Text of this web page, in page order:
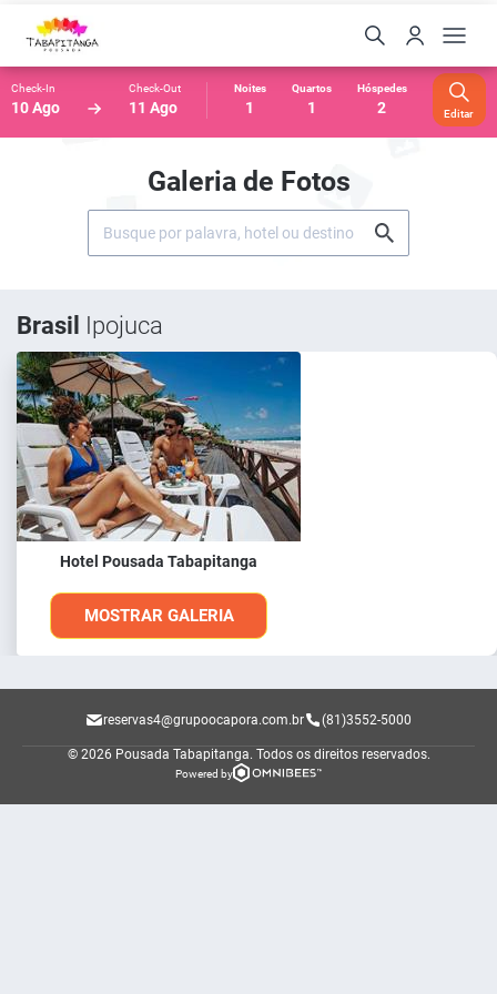
Check-In
10 Ago
Check-Out
11 Ago
Noites
1
Quartos
1
Hóspedes
2 Editar
Galeria de Fotos
Brasil Ipojuca
Hotel Pousada Tabapitanga
MOSTRAR GALERIA
reservas4@grupoocapora.com.br (81)3552-5000
© 2026 Pousada Tabapitanga. Todos os direitos reservados.
Powered by